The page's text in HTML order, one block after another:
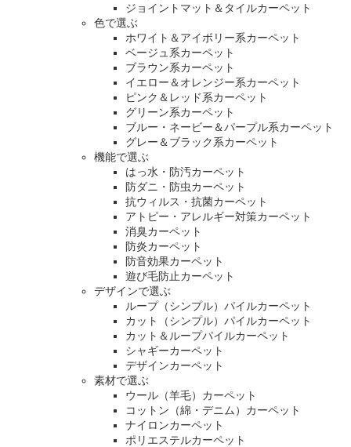
ジョイントマット＆タイルカーペット
色で選ぶ
ホワイト＆アイボリー系カーペット
ベージュ系カーペット
ブラウン系カーペット
イエロー＆オレンジー系カーペット
ピンク＆レッド系カーペット
グリーン系カーペット
ブルー・ネービー＆パープル系カーペット
グレー＆ブラック系カーペット
機能で選ぶ
はっ水・防汚カーペット
防ダニ・防虫カーペット
抗ウィルス・抗菌カーペット
アトピー・アレルギー対策カーペット
消臭カーペット
防炎カーペット
防音効果カーペット
遊び毛防止カーペット
デザインで選ぶ
ループ（シンプル）パイルカーペット
カット（シンプル）パイルカーペット
カット＆ループパイルカーペット
シャギーカーペット
デザインカーペット
素材で選ぶ
ウール（羊毛）カーペット
コットン（綿・デニム）カーペット
ナイロンカーペット
ポリエステルカーペット